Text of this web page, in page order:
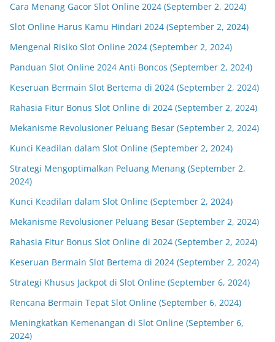
Cara Menang Gacor Slot Online 2024 (September 2, 2024)
Slot Online Harus Kamu Hindari 2024 (September 2, 2024)
Mengenal Risiko Slot Online 2024 (September 2, 2024)
Panduan Slot Online 2024 Anti Boncos (September 2, 2024)
Keseruan Bermain Slot Bertema di 2024 (September 2, 2024)
Rahasia Fitur Bonus Slot Online di 2024 (September 2, 2024)
Mekanisme Revolusioner Peluang Besar (September 2, 2024)
Kunci Keadilan dalam Slot Online (September 2, 2024)
Strategi Mengoptimalkan Peluang Menang (September 2,
2024)
Kunci Keadilan dalam Slot Online (September 2, 2024)
Mekanisme Revolusioner Peluang Besar (September 2, 2024)
Rahasia Fitur Bonus Slot Online di 2024 (September 2, 2024)
Keseruan Bermain Slot Bertema di 2024 (September 2, 2024)
Strategi Khusus Jackpot di Slot Online (September 6, 2024)
Rencana Bermain Tepat Slot Online (September 6, 2024)
Meningkatkan Kemenangan di Slot Online (September 6,
2024)